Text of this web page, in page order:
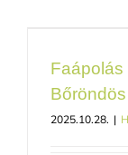
Faápolás
2025.10.28. |